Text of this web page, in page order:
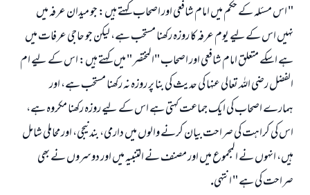
" اس مسئلہ كے حكم ميں امام شافعى اور اصحاب كہتے ہيں: جو ميدان عرفہ ميں
نہيں اس كےليے يوم عرفہ كا روزہ ركھنا مستحب ہے، ليكن جو حاجى عرفات ميں
ہے اسكے متعلق امام شافعى اور اصحاب "المختصر " ميں كہتے ہيں: اس كے ليے ام
الفضل رضى اللہ تعالى عنہا كى حديث كى بنا پر روزہ نہ ركھنا مستحب ہے، اور
ہمارے اصحاب كى ايك جماعت كہتى ہے اس كے ليے روزہ ركھنا مكروہ ہے،
اس كى كراہت كى صراحت بيان كرنے والوں ميں دارمى، بندنيجى، اور محاملى شامل
ہيں، انہوں نے المجموع ميں اور مصنف نے التنبيہ ميں اور دوسروں نے بھى
صراحت كى ہے " انتہى.